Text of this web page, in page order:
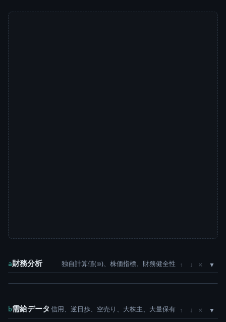
a財務分析 独自計算値(⊙)、株価指標、財務健全性 ↑ ↓ ×
b需給データ 信用、逆日歩、空売り、大株主、大量保有 ↑ ↓ ×